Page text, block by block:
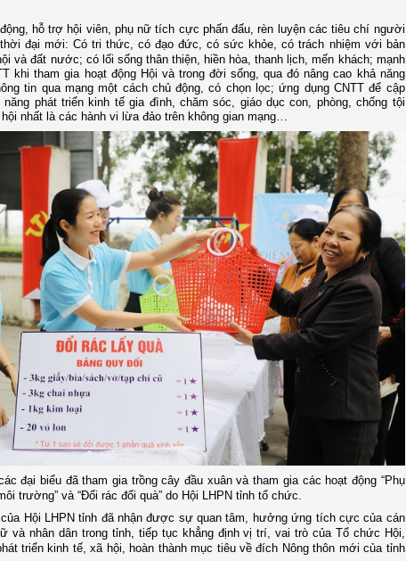
hỗ trợ hội viên, phụ nữ tích cực phấn đấu, rèn luyện các tiêu chí người
đại mới: Có tri thức, có đạo đức, có sức khỏe, có trách nhiệm với bản
và đất nước; có lối sống thân thiện, hiền hòa, thanh lịch, mến khách; mạnh
khi tham gia hoạt động Hội và trong đời sống, qua đónâng cao khả năng
tin qua mạng một cách chủ động, có chọn lọc; ứng dụng CNTT để cập
phát triển kinh tế gia đình, chăm sóc, giáo dục con, phòng, chống tội
nhất là các hành vi lừa đảo trên không gian mạng…
đại biểu đã tham gia trồng cây đầu xuân và tham gia các hoạt động “Phụ
trường” và “Đổi rác đổi quà” do Hội LHPN tỉnh tổ chức.
của Hội LHPN tỉnh đã nhận được sự quan tâm, hưởng ứng tích cực của cán
vànhân dân trong tỉnh, tiếp tục khẳng định vị trí, vai trò của Tổ chức Hội,
triển kinh tế, xã hội, hoàn thành mục tiêu về đích Nông thôn mới của tỉnh